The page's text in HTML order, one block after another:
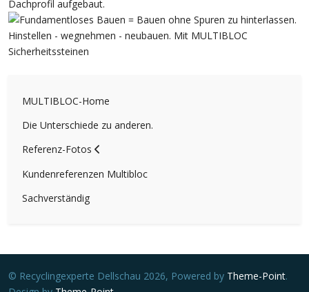
MULTIBLOC-Home
Die Unterschiede zu anderen.
Referenz-Fotos
Kundenreferenzen Multibloc
Sachverständig
© Recyclingexperte Dellschau 2026, Powered by Theme-Point.